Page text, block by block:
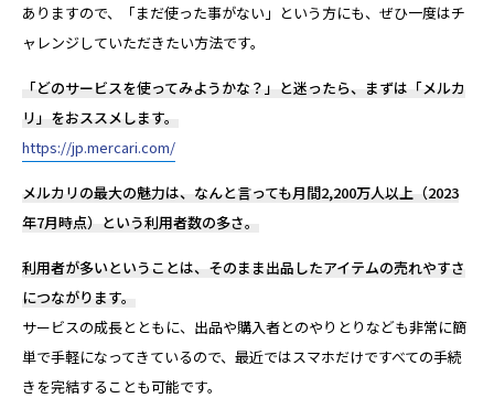
ありますので、「まだ使った事がない」という方にも、ぜひ一度はチ
ャレンジしていただきたい方法です。
「どのサービスを使ってみようかな？」と迷ったら、まずは「メルカ
リ」をおススメします。
https://jp.mercari.com/
メルカリの最大の魅力は、なんと言っても月間2,200万人以上（2023
年7月時点）という利用者数の多さ。
利用者が多いということは、そのまま出品したアイテムの売れやすさ
につながります。
サービスの成長とともに、出品や購入者とのやりとりなども非常に簡
単で手軽になってきているので、最近ではスマホだけですべての手続
きを完結することも可能です。